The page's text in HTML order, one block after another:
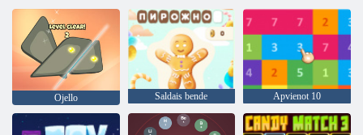
Ojello Saldais bende Apvienot 10